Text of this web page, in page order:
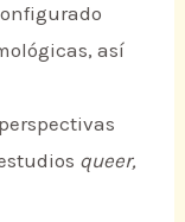
así
queer,